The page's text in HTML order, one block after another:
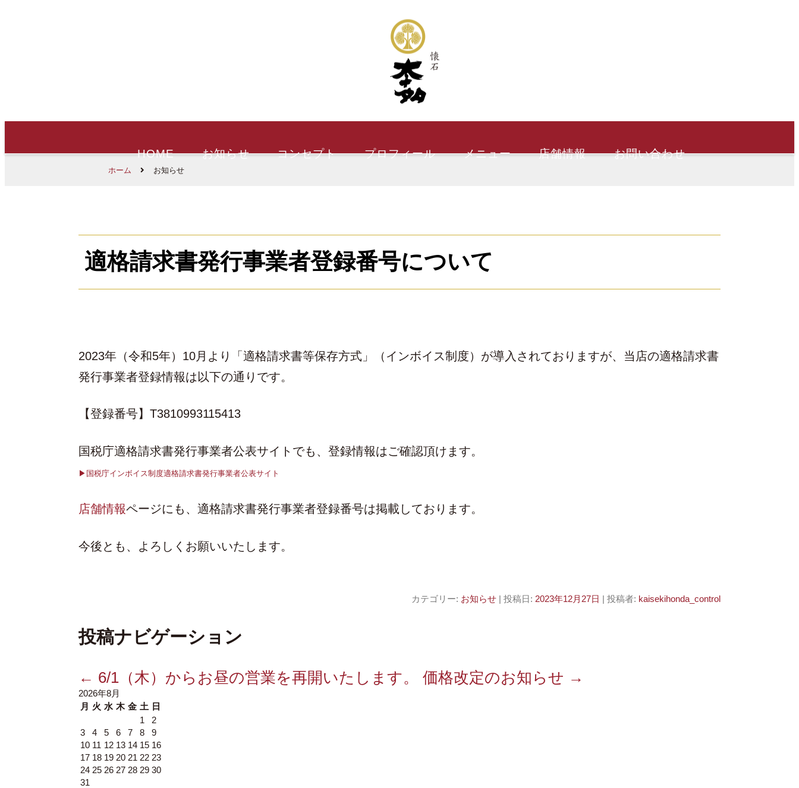
HOME お知らせ コンセプト プロフィール メニュー 店舗情報 お問い合わせ
ホーム お知らせ
適格請求書発行事業者登録番号について
2023年（令和5年）10月より「適格請求書等保存方式」（インボイス制度）が導入されておりますが、当店の適格請求書
発行事業者登録情報は以下の通りです。
【登録番号】T3810993115413
国税庁適格請求書発行事業者公表サイトでも、登録情報はご確認頂けます。
▶︎国税庁インボイス制度適格請求書発行事業者公表サイト
店舗情報ページにも、適格請求書発行事業者登録番号は掲載しております。
今後とも、よろしくお願いいたします。
カテゴリー: お知らせ | 投稿日: 2023年12月27日 投稿者: kaisekihonda_control
投稿ナビゲーション
← 6/1（木）からお昼の営業を再開いたします。 価格改定のお知らせ →
2026年8月
月 火 水 木 金 土 日
1
2
3
4 5 6 7 8
9
10 11 12 13 14 15 16
17 18 19 20 21 22 23
24 25 26 27 28 29 30
31